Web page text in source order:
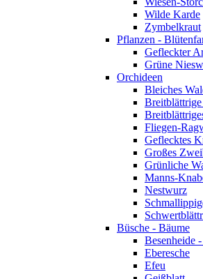
Wilde Karde
Zymbelkraut
Pflanzen -
Gefleckter
Grüne
Orchideen
Bleiches
Fliegen-
Geflecktes
Großes
Grünliche
Manns-
Nestwurz
Büsche - Bäume
Besenheide
Eberesche
Efeu